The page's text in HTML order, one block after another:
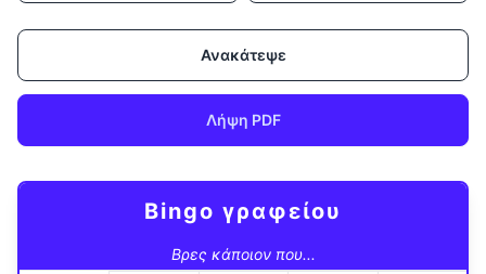
Ανακάτεψε
Λήψη PDF
Bingo γραφείου
Βρες κάποιον που...